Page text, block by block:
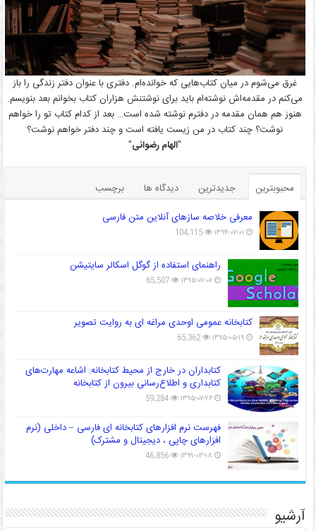
غرق می‌شوم در میان کتاب‌هایی که خوانده‌ام. دفتری با عنوان دفتر زندگی را باز
می‌کنم در مقدمه‌اش نوشته‌ام باید برای نوشتنش هزاران کتاب بخوانم بعد بنویسم.
هنوز هم همان مقدمه در دفترم نوشته شده است… بعد از کدام کتاب تو را خواهم
نوشت؟ چند کتاب در من زیست یافته است و چند دفتر خواهم نوشت؟
"الهام رضوانی"
محبوبترین جدیدترین دیدگاه ها
برچسب
معرفی خلاصه سازهای آنلاین متن فارسی
۱۳۹۴-۰۷-۰۱ 104,115
راهنمای استفاده از گوگل اسکالر سایتیشن
۱۳۹۵-۰۷-۰۷ 65,507
کتابخانه عمومی اوحدی مراغه ای به روایت تصویر
۱۳۹۵-۰۵-۱۹ 65,362
کتابداران در خارج از محیط کتابخانه: اشاعه مهارت‌های
کتابداری و اطلاع‌رسانی بیرون از کتابخانه
۱۳۹۵-۰۷-۲۶ 59,284
فهرست نرم افزارهای کتابخانه ای فارسی – داخلی (نرم
افزارهای چاپی ، دیجیتال و مشترک)
۱۳۹۹-۰۳-۱۸ 46,856
آرشیو